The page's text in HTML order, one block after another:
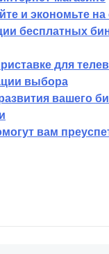
— удобно,
магазине
и экономьте на
бесплатных
для
выбора